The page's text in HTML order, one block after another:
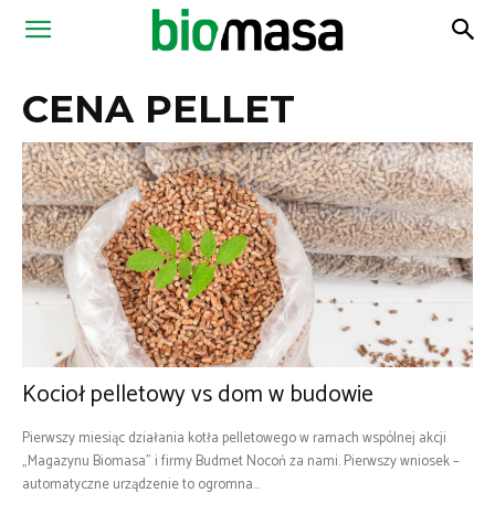
Magazyn
CENA PELLET
Kocioł pelletowy vs dom w budowie
Pierwszy miesiąc działania kotła pelletowego w ramach wspólnej akcji
„Magazynu Biomasa” i firmy Budmet Nocoń za nami. Pierwszy wniosek –
automatyczne urządzenie to ogromna...